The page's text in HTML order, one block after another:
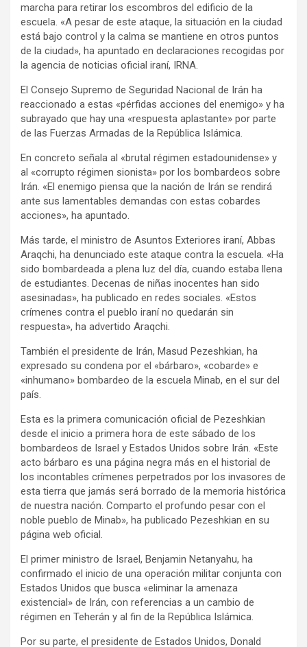
marcha para retirar los escombros del edificio de la
escuela. «A pesar de este ataque, la situación en la ciudad
está bajo control y la calma se mantiene en otros puntos
de la ciudad», ha apuntado en declaraciones recogidas por
la agencia de noticias oficial iraní, IRNA.
El Consejo Supremo de Seguridad Nacional de Irán ha
reaccionado a estas «pérfidas acciones del enemigo» y ha
subrayado que hay una «respuesta aplastante» por parte
de las Fuerzas Armadas de la República Islámica.
En concreto señala al «brutal régimen estadounidense» y
al «corrupto régimen sionista» por los bombardeos sobre
Irán. «El enemigo piensa que la nación de Irán se rendirá
ante sus lamentables demandas con estas cobardes
acciones», ha apuntado.
Más tarde, el ministro de Asuntos Exteriores iraní, Abbas
Araqchi, ha denunciado este ataque contra la escuela. «Ha
sido bombardeada a plena luz del día, cuando estaba llena
de estudiantes. Decenas de niñas inocentes han sido
asesinadas», ha publicado en redes sociales. «Estos
crímenes contra el pueblo iraní no quedarán sin
respuesta», ha advertido Araqchi.
También el presidente de Irán, Masud Pezeshkian, ha
expresado su condena por el «bárbaro», «cobarde» e
«inhumano» bombardeo de la escuela Minab, en el sur del
país.
Esta es la primera comunicación oficial de Pezeshkian
desde el inicio a primera hora de este sábado de los
bombardeos de Israel y Estados Unidos sobre Irán. «Este
acto bárbaro es una página negra más en el historial de
los incontables crímenes perpetrados por los invasores de
esta tierra que jamás será borrado de la memoria histórica
de nuestra nación. Comparto el profundo pesar con el
noble pueblo de Minab», ha publicado Pezeshkian en su
página web oficial.
El primer ministro de Israel, Benjamin Netanyahu, ha
confirmado el inicio de una operación militar conjunta con
Estados Unidos que busca «eliminar la amenaza
existencial» de Irán, con referencias a un cambio de
régimen en Teherán y al fin de la República Islámica.
Por su parte, el presidente de Estados Unidos, Donald